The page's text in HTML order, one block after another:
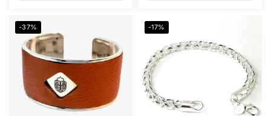
-37% -17%